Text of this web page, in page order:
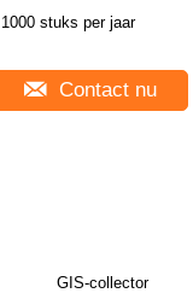
1000 stuks per jaar
Contact nu
GIS-collector